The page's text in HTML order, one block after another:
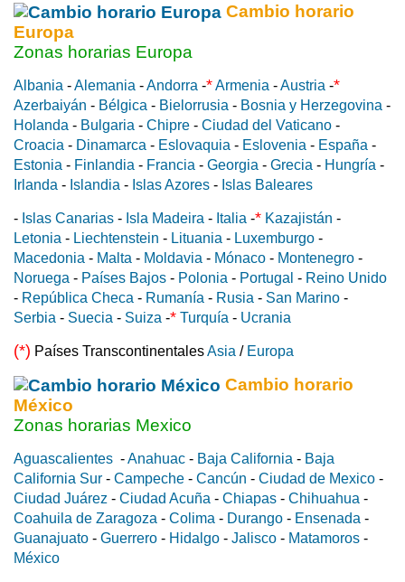
Cambio horario
Europa
Zonas horarias Europa
Albania -Alemania -Andorra -*Armenia -Austria -*
Azerbaiyán - Bélgica - Bielorrusia - Bosnia y Herzegovina -
Holanda - Bulgaria - Chipre - Ciudad del Vaticano -
Croacia - Dinamarca - Eslovaquia - Eslovenia - España -
Estonia - Finlandia - Francia - Georgia - Grecia - Hungría -
Irlanda - Islandia - Islas Azores - Islas Baleares
- Islas Canarias - Isla Madeira - Italia -* Kazajistán -
Letonia - Liechtenstein - Lituania - Luxemburgo -
Macedonia - Malta - Moldavia - Mónaco - Montenegro -
Noruega - Países Bajos - Polonia - Portugal - Reino Unido
- República Checa - Rumanía - Rusia - San Marino -
Serbia - Suecia - Suiza -* Turquía - Ucrania
(*) Países TranscontinentalesAsia / Europa
Cambio horario
México
Zonas horarias Mexico
Aguascalientes -Anahuac - Baja California - Baja
California Sur - Campeche - Cancún - Ciudad de Mexico -
Ciudad Juárez - Ciudad Acuña - Chiapas - Chihuahua -
Coahuila de Zaragoza - Colima - Durango - Ensenada -
Guanajuato - Guerrero - Hidalgo - Jalisco - Matamoros -
México